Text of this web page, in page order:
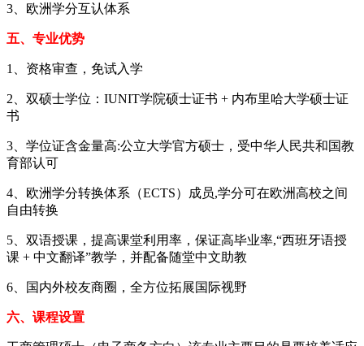
3、欧洲学分互认体系
五、专业优势
1、资格审查，免试入学
2、双硕士学位：IUNIT学院硕士证书 + 内布里哈大学硕士证
书
3、学位证含金量高:公立大学官方硕士，受中华人民共和国教
育部认可
4、欧洲学分转换体系（ECTS）成员,学分可在欧洲高校之间
自由转换
5、双语授课，提高课堂利用率，保证高毕业率,“西班牙语授
课 + 中文翻译”教学，并配备随堂中文助教
6、国内外校友商圈，全方位拓展国际视野
六、课程设置